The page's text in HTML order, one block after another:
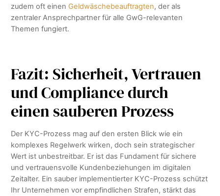
zudem oft einen Geldwäschebeauftragten, der als
zentraler Ansprechpartner für alle GwG-relevanten
Themen fungiert.
Fazit: Sicherheit, Vertrauen
und Compliance durch
einen sauberen Prozess
Der KYC-Prozess mag auf den ersten Blick wie ein
komplexes Regelwerk wirken, doch sein strategischer
Wert ist unbestreitbar. Er ist das Fundament für sichere
und vertrauensvolle Kundenbeziehungen im digitalen
Zeitalter. Ein sauber implementierter KYC-Prozess schützt
Ihr Unternehmen vor empfindlichen Strafen, stärkt das